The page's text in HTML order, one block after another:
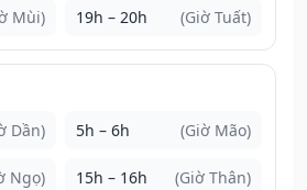
Mùi) 19h – 20h (Giờ Tuất)
Dần) 5h – 6h (Giờ Mão)
Ngọ) 15h – 16h (Giờ Thân)